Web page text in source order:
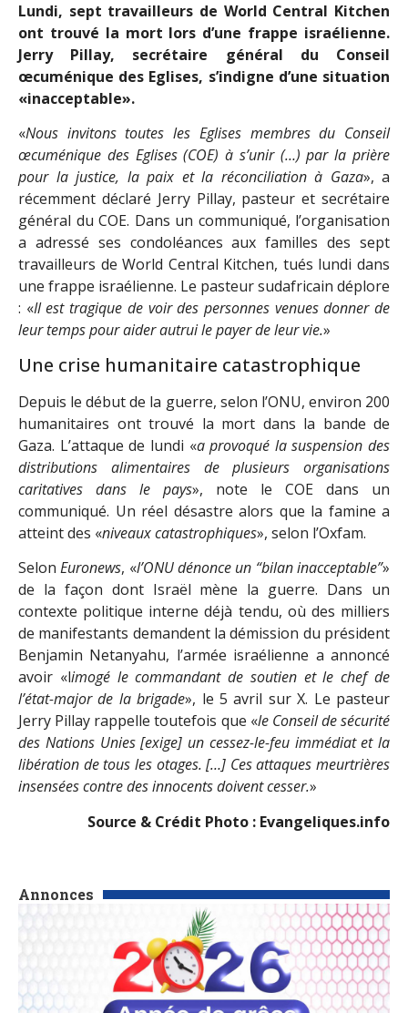
Annonces
Lundi, sept travailleurs de World Central Kitchen
ont trouvé la mort lors d’une frappe israélienne.
Jerry Pillay, secrétaire général du Conseil
œcuménique des Eglises, s’indigne d’une situation
«inacceptable».
«Nous invitons toutes les Eglises membres du Conseil
œcuménique des Eglises (COE) à s’unir (…) par la prière
pour la justice, la paix et la réconciliation à Gaza», a
récemment déclaré Jerry Pillay, pasteur et secrétaire
général du COE. Dans un communiqué, l’organisation
a adressé ses condoléances aux familles des sept
travailleurs de World Central Kitchen, tués lundi dans
une frappe israélienne. Le pasteur sudafricain déplore
: «Il est tragique de voir des personnes venues donner de
leur temps pour aider autrui le payer de leur vie.»
Une crise humanitaire catastrophique
Depuis le début de la guerre, selon l’ONU, environ 200
humanitaires ont trouvé la mort dans la bande de
Gaza. L’attaque de lundi «a provoqué la suspension des
distributions alimentaires de plusieurs organisations
caritatives dans le pays», note le COE dans un
communiqué. Un réel désastre alors que la famine a
atteint des «niveaux catastrophiques», selon l’Oxfam.
SelonEuronews, «l’ONU dénonce un “bilan inacceptable”»
de la façon dont Israël mène la guerre. Dans un
contexte politique interne déjà tendu, où des milliers
de manifestants demandent la démission du président
Benjamin Netanyahu, l’armée israélienne a annoncé
avoir «limogé le commandant de soutien et le chef de
l’état-major de la brigade», le 5 avril sur X. Le pasteur
Jerry Pillay rappelle toutefois que «le Conseil de sécurité
des Nations Unies [exige] un cessez-le-feu immédiat et la
libération de tous les otages. […] Ces attaques meurtrières
insensées contre des innocents doivent cesser.»
Source & Crédit Photo : Evangeliques.info